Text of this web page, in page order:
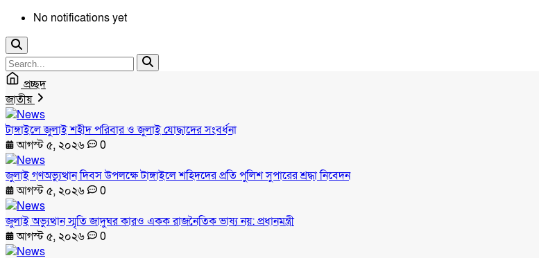
No notifications yet
প্রচ্ছদ
জাতীয়
টাঙ্গাইলে জুলাই শহীদ পরিবার ও জুলাই যোদ্ধাদের সংবর্ধনা
আগস্ট ৫, ২০২৬
0
জুলাই গণঅভ্যুত্থান দিবস উপলক্ষে টাঙ্গাইলে শহিদদের প্রতি পুলিশ সুপারের শ্রদ্ধা নিবেদন
আগস্ট ৫, ২০২৬
0
জুলাই অভ্যুত্থান স্মৃতি জাদুঘর কারও একক রাজনৈতিক ভাষ্য নয়: প্রধানমন্ত্রী
আগস্ট ৫, ২০২৬
0